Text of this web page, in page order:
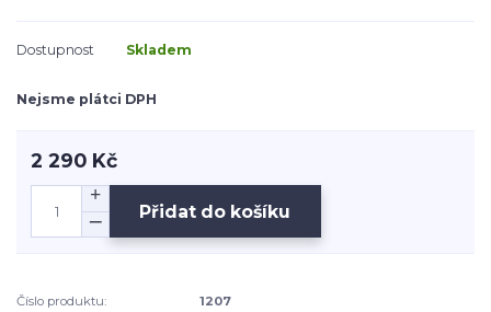
Dostupnost Skladem
Nejsme plátci DPH
2 290 Kč
Přidat do košíku
Číslo produktu: 1207